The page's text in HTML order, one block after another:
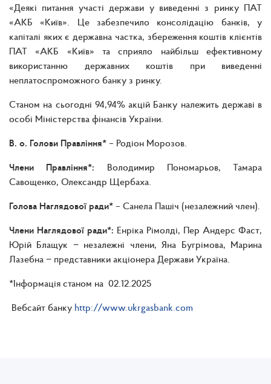
«Деякі питання участі держави у виведенні з ринку ПАТ
«АКБ «Київ». Це забезпечило консолідацію банків, у
капіталі яких є державна частка, збереження коштів клієнтів
ПАТ «АКБ «Київ» та сприяло найбільш ефективному
використанню державних коштів при виведенні
неплатоспроможного банку з ринку.
Cтаном на сьогодні 94,94% акцій Банку належить державі в
особі Міністерства фінансів України.
В. о. Голови Правління* – Родіон Морозов.
Члени Правління*: Володимир Пономарьов, Тамара
Савощенко, Олександр Щербаха.
Голова Наглядової ради* – Санела Пашіч (незалежний член).
Члени Наглядової ради*: Енріка Рімолді, Пер Андерс Фаст,
Юрій Блащук − незалежні члени, Яна Бугрімова, Марина
Лазебна − представники акціонера Держави Україна.
*Інформація станом на 02.12.2025
Вебсайт банку http://www.ukrgasbank.com